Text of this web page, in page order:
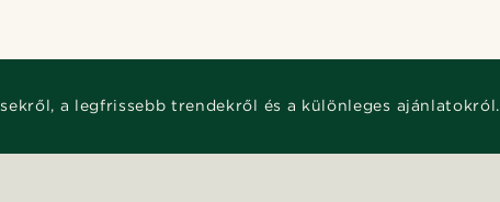
a legfrissebb trendekről és a különleges ajánlatokról.